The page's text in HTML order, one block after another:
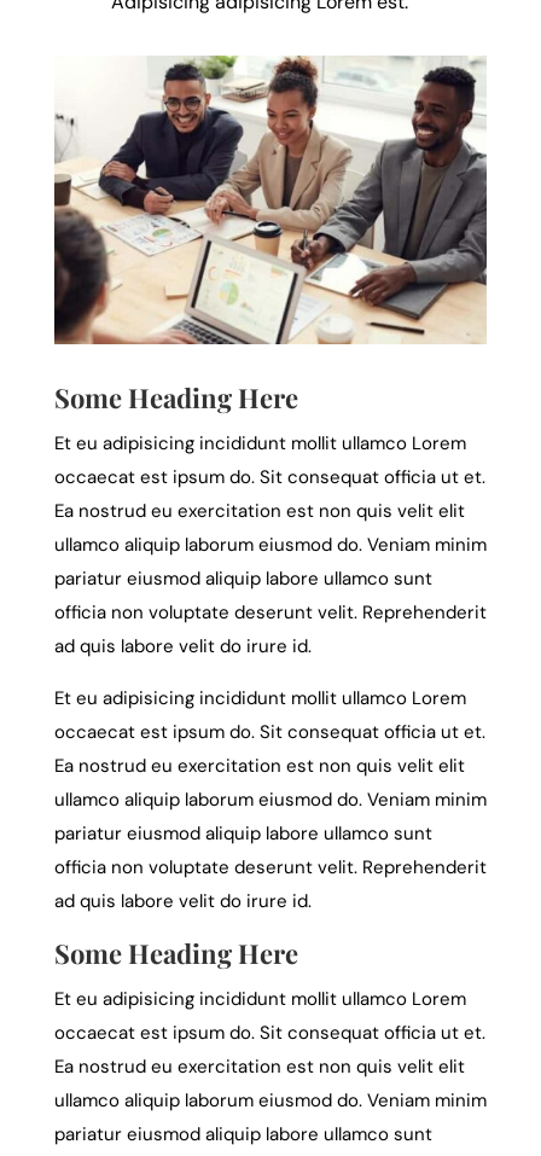
Some Heading Here
Et eu adipisicing incididunt mollit ullamco Lorem
occaecat est ipsum do. Sit consequat officia ut et.
Ea nostrud eu exercitation est non quis velit elit
ullamco aliquip laborum eiusmod do. Veniam minim
pariatur eiusmod aliquip labore ullamco sunt
officia non voluptate deserunt velit. Reprehenderit
ad quis labore velit do irure id.
Et eu adipisicing incididunt mollit ullamco Lorem
occaecat est ipsum do. Sit consequat officia ut et.
Ea nostrud eu exercitation est non quis velit elit
ullamco aliquip laborum eiusmod do. Veniam minim
pariatur eiusmod aliquip labore ullamco sunt
officia non voluptate deserunt velit. Reprehenderit
ad quis labore velit do irure id.
Some Heading Here
Et eu adipisicing incididunt mollit ullamco Lorem
occaecat est ipsum do. Sit consequat officia ut et.
Ea nostrud eu exercitation est non quis velit elit
ullamco aliquip laborum eiusmod do. Veniam minim
pariatur eiusmod aliquip labore ullamco sunt